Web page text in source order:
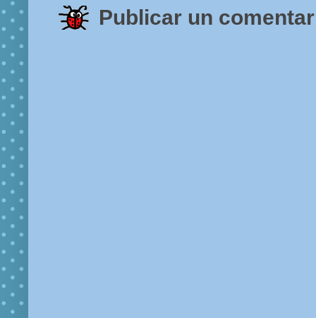
Publicar un